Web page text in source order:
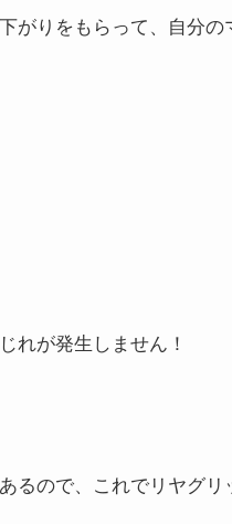
がりをもらって、自分
れが発生しません！
るので、これでリヤグ